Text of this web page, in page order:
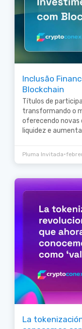
Inclusão
Blockchain
Títulos de
transformando o
oferecendo novas
liquidez e
Pluma Invitada•
La